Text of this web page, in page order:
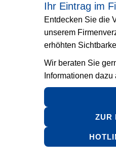
Ihr Eintrag im
Entdecken Sie die
unserem
erhöhten
Wir beraten Sie
Informationen dazu
ZUR